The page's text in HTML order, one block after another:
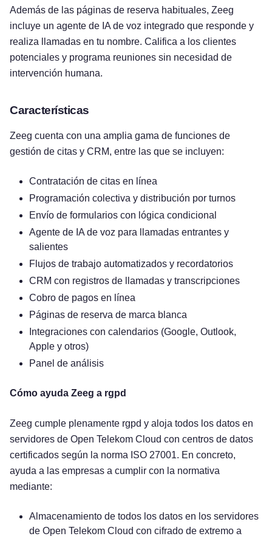
Además de las páginas de reserva habituales, Zeeg
incluye un agente de IA de voz integrado que responde y
realiza llamadas en tu nombre. Califica a los clientes
potenciales y programa reuniones sin necesidad de
intervención humana.
Características
Zeeg cuenta con una amplia gama de funciones de
gestión de citas y CRM, entre las que se incluyen:
Contratación de citas en línea
Programación colectiva y distribución por turnos
Envío de formularios con lógica condicional
Agente de IA de voz para llamadas entrantes y
salientes
Flujos de trabajo automatizados y recordatorios
CRM con registros de llamadas y transcripciones
Cobro de pagos en línea
Páginas de reserva de marca blanca
Integraciones con calendarios (Google, Outlook,
Apple y otros)
Panel de análisis
Cómo ayuda Zeeg a rgpd
Zeeg cumple plenamente rgpd y aloja todos los datos en
servidores de Open Telekom Cloud con centros de datos
certificados según la norma ISO 27001. En concreto,
ayuda a las empresas a cumplir con la normativa
mediante:
Almacenamiento de todos los datos en los servidores
de Open Telekom Cloud con cifrado de extremo a